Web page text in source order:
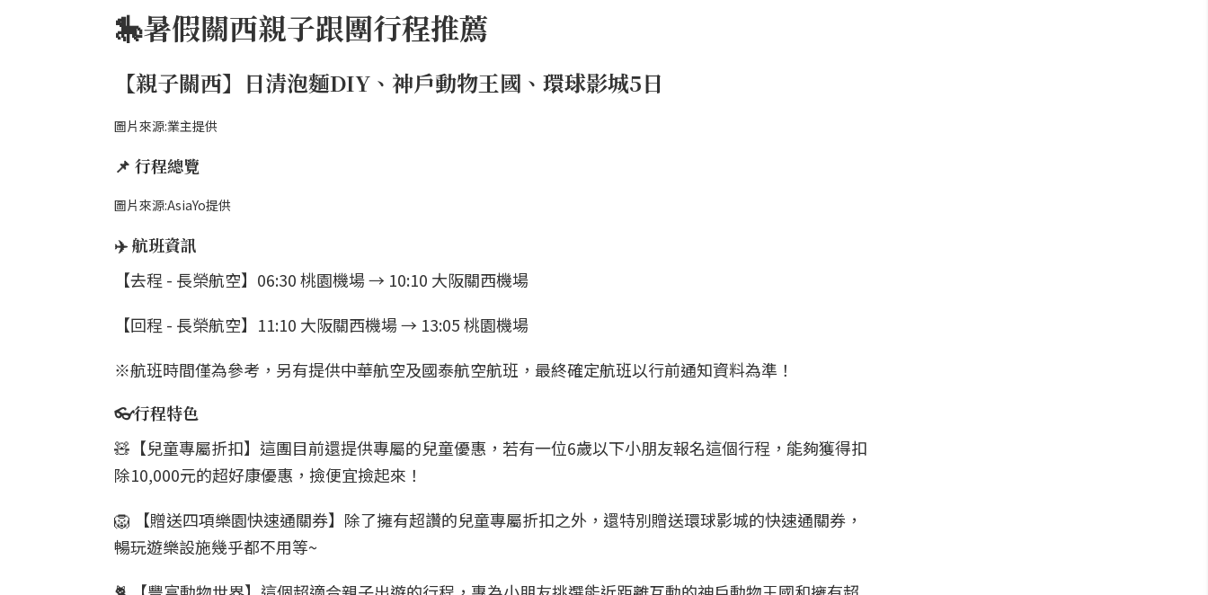
🎠暑假關西親子跟團行程推薦
【親子關西】日清泡麵DIY、神戶動物王國、環球影城5日
圖片來源:業主提供
📌 行程總覽
圖片來源:AsiaYo提供
✈️ 航班資訊
【去程 - 長榮航空】06:30 桃園機場 → 10:10 大阪關西機場
【回程 - 長榮航空】11:10 大阪關西機場 → 13:05 桃園機場
※航班時間僅為參考，另有提供中華航空及國泰航空航班，最終確定航班以行前通知資料為準！
👓行程特色
🧸【兒童專屬折扣】這團目前還提供專屬的兒童優惠，若有一位6歲以下小朋友報名這個行程，能夠獲得扣
除10,000元的超好康優惠，撿便宜撿起來！
🦁 【贈送四項樂園快速通關券】除了擁有超讚的兒童專屬折扣之外，還特別贈送環球影城的快速通關券，
暢玩遊樂設施幾乎都不用等~